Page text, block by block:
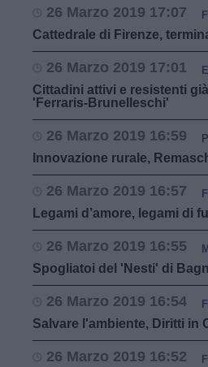
26 Marzo 2019 17:07
Cattedrale di Firenze,
26 Marzo 2019 17:01
Cittadini attivi e resistenti
'Ferraris-Brunelleschi'
26 Marzo 2019 16:59
Innovazione rurale,
26 Marzo 2019 16:57
Legami d’amore, legami di
26 Marzo 2019 16:55
Spogliatoi del 'Nesti' di
26 Marzo 2019 16:54
Salvare l'ambiente, Diritti in
26 Marzo 2019 16:52